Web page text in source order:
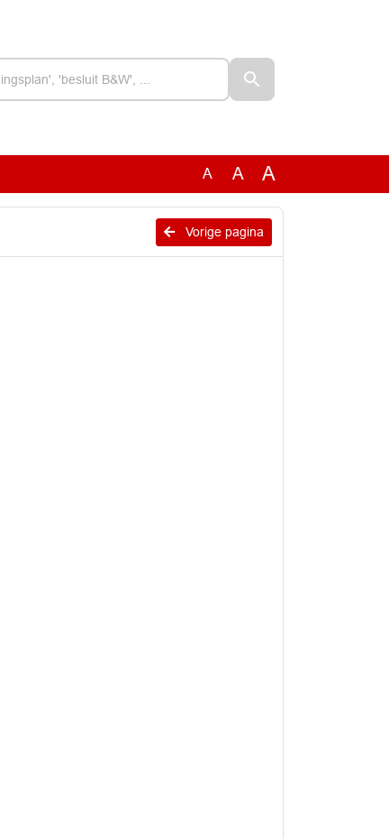
A A A
Vorige pagina